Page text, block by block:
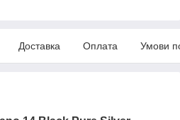
Доставка Оплата Умови